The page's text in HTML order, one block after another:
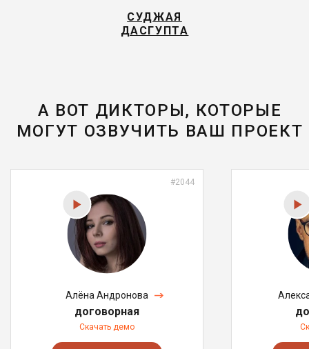
СУДЖАЯ
ДАСГУПТА
А ВОТ ДИКТОРЫ, КОТОРЫЕ
МОГУТ ОЗВУЧИТЬ ВАШ ПРОЕКТ
#2044
Алёна Андронова
договорная
Скачать демо